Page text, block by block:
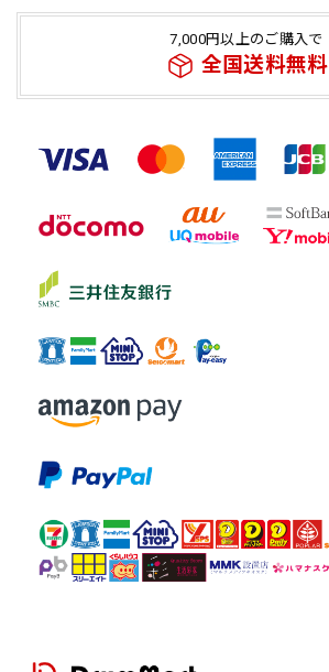
7,000円以上のご購入で
全国送料無料